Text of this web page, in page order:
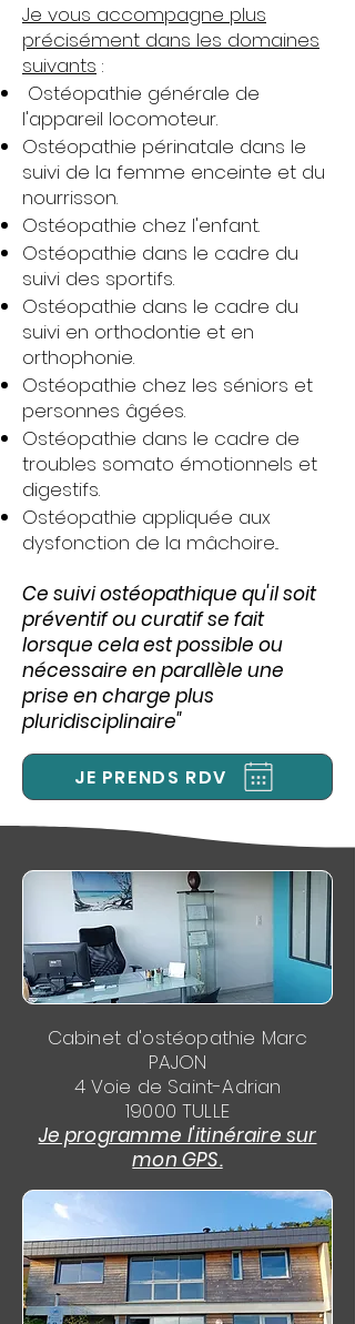
Je vous accompagne plus
précisément dans les domaines
suivants :
Ostéopathie générale de
l'appareil locomoteur.
Ostéopathie périnatale dans le
suivi de la femme enceinte et du
nourrisson.
Ostéopathie chez l'enfant.
Ostéopathie dans le cadre du
suivi des sportifs.
Ostéopathie dans le cadre du
suivi en orthodontie et en
orthophonie.
Ostéopathie chez les séniors et
personnes âgées.
Ostéopathie dans le cadre de
troubles somato émotionnels et
digestifs.
Ostéopathie appliquée aux
dysfonction de la mâchoire...
Ce suivi ostéopathique qu'il soit
préventif ou curatif se fait
lorsque cela est possible ou
nécessaire en parallèle une
prise en charge plus
pluridisciplinaire"
JE PRENDS RDV
Cabinet d'ostéopathie Marc
PAJON
4 Voie de Saint-Adrian
19000 TULLE
Je programme l'itinéraire sur
mon GPS.